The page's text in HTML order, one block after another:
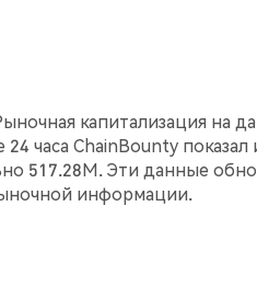
капитализация на
часа ChainBounty показал
517.28M. Эти данные
информации.